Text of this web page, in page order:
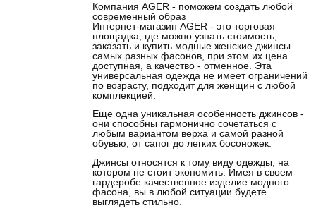
Компания AGER - поможем создать любой
современный образ
Интернет-магазин AGER - это торговая
площадка, где можно узнать стоимость,
заказать и купить модные женские джинсы
самых разных фасонов, при этом их цена
доступная, а качество - отменное. Эта
универсальная одежда не имеет ограничений
по возрасту, подходит для женщин с любой
комплекцией.
Еще одна уникальная особенность джинсов -
они способны гармонично сочетаться с
любым вариантом верха и самой разной
обувью, от сапог до легких босоножек.
Джинсы относятся к тому виду одежды, на
котором не стоит экономить. Имея в своем
гардеробе качественное изделие модного
фасона, вы в любой ситуации будете
выглядеть стильно.